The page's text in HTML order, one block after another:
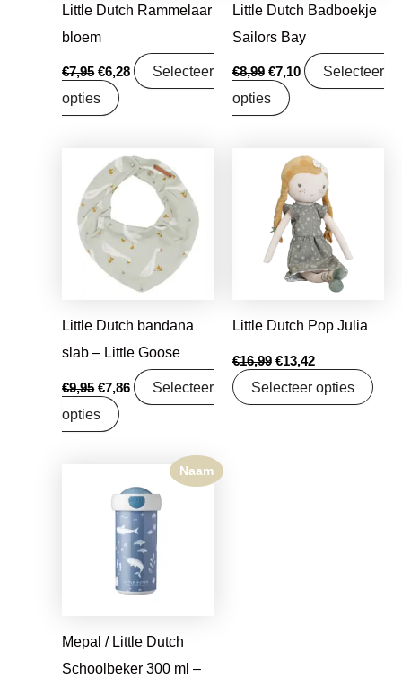
Little Dutch Rammelaar
bloem
€7,95 €6,28
Selecteer
opties
Little Dutch Badboekje
Sailors Bay
€8,99 €7,10
Selecteer
opties
Little Dutch bandana
slab – Little Goose
€9,95
Oorspronkelijke
prijs
was:
€9,95.
€7,86
Huidige
prijs
€7,86.
Selecteer
opties
Little Dutch Pop Julia
€16,99
Oorspronkelijke
prijs
was:
€16,99.
€13,42
Huidige
prijs
is:
€13,42.
Selecteer opties
Naam
Mepal / Little Dutch
Schoolbeker 300 ml –